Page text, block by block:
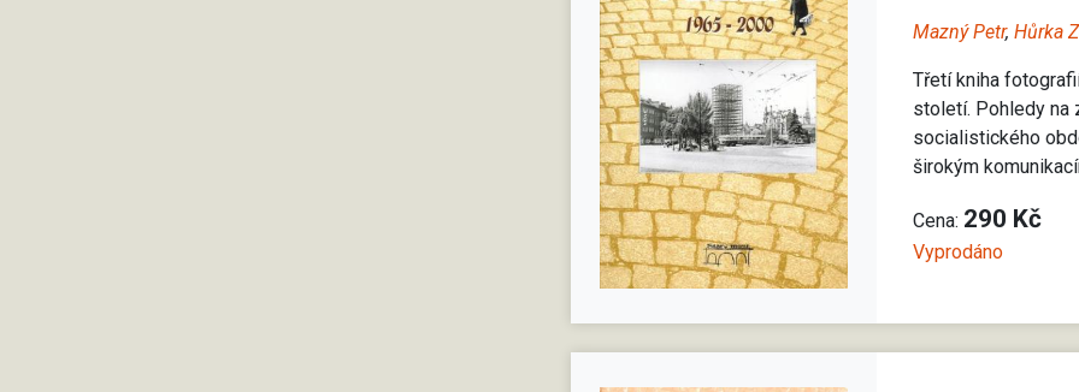
Mazný Petr,Hůrka
Třetí kniha
století. Pohledy na
socialistického
širokým
Cena: 290 Kč
Vyprodáno